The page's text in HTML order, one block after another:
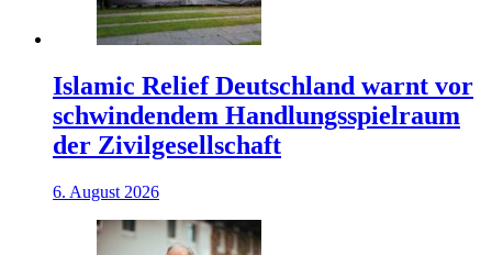
Islamic Relief Deutschland warnt vor
schwindendem Handlungsspielraum
der Zivilgesellschaft
6. August 2026